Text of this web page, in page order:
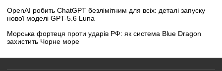
OpenAI робить ChatGPT безлімітним для всіх: деталі запуску
нової моделі GPT-5.6 Luna
Морська фортеця проти ударів РФ: як система Blue Dragon
захистить Чорне море